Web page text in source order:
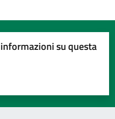
su questa
su 5
5